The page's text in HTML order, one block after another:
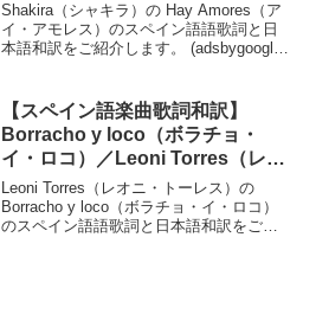
Shakira（シャキラ）の Hay Amores（ア
イ・アモレス）のスペイン語語歌詞と日
本語和訳をご紹介します。 (adsbygoogle
【スペイン語楽曲歌詞和訳】
Borracho y loco（ボラチョ・
イ・ロコ）／Leoni Torres（レオ
ニ・トーレス）
Leoni Torres（レオニ・トーレス）の
Borracho y loco（ボラチョ・イ・ロコ）
のスペイン語語歌詞と日本語和訳をご紹